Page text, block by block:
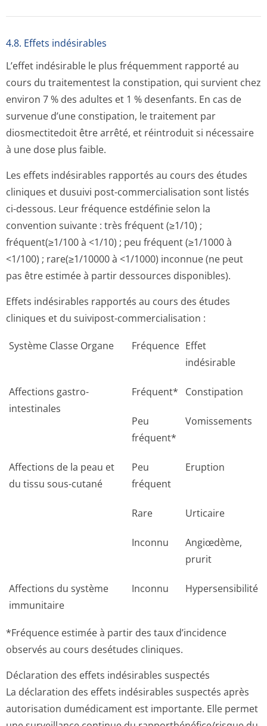
4.8. Effets indésirables
L’effet indésirable le plus fréquemment rapporté au
cours du traitementest la constipation, qui survient chez
environ 7 % des adultes et 1 % desenfants. En cas de
survenue d’une constipation, le traitement par
diosmectitedoit être arrêté, et réintroduit si nécessaire
à une dose plus faible.
Les effets indésirables rapportés au cours des études
cliniques et dusuivi post-commercialisation sont listés
ci-dessous. Leur fréquence estdéfinie selon la
convention suivante : très fréquent (≥1/10) ;
fréquent(≥1/100 à <1/10) ; peu fréquent (≥1/1000 à
<1/100) ; rare(≥1/10000 à <1/1000) inconnue (ne peut
pas être estimée à partir dessources disponibles).
Effets indésirables rapportés au cours des études
cliniques et du suivipost-commercialisation :
Système Classe Organe Fréquence Effet
indésirable
Affections gastro-
intestinales
Fréquent* Constipation
Peu
fréquent*
Vomissements
Affections de la peau et
du tissu sous-cutané
Peu
fréquent
Eruption
Rare Urticaire
Inconnu
Angiœdème,
prurit
Affections du système
immunitaire
Inconnu Hypersensibilité
*Fréquence estimée à partir des taux d’incidence
observés au cours desétudes cliniques.
Déclaration des effets indésirables suspectés
La déclaration des effets indésirables suspectés après
autorisation dumédicament est importante. Elle permet